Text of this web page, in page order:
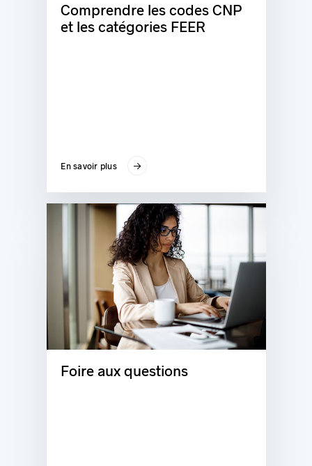
Comprendre les codes CNP
et les catégories FEER
En savoir plus
Foire aux questions